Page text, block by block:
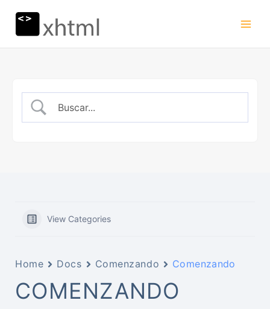
contenido
View Categories
Home Docs Comenzando Comenzando
COMENZANDO